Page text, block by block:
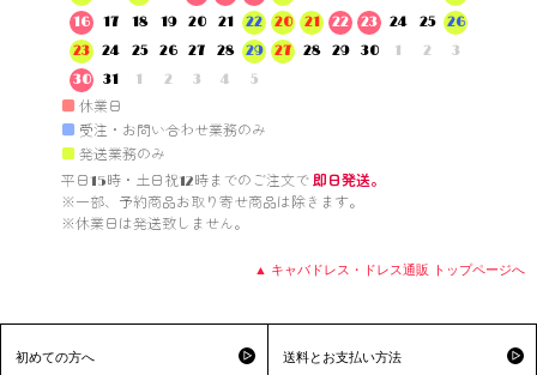
16
17 18 19 20 21
22
23
24 25 26 27 28
29
30
31 1 2 3 4 5
20
21 22 23 24 25
26
27
28 29 30 1 2 3
■ 休業日
■ 受注・お問い合わせ業務のみ
■ 発送業務のみ
平日15時・土日祝12時までのご注文で 即日発送。
※一部、予約商品お取り寄せ商品は除きます。
※休業日は発送致しません。
▲ キャバドレス・ドレス通販 トップページへ
初めての方へ 送料とお支払い方法